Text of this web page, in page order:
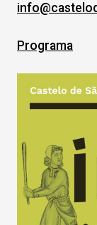
Programa